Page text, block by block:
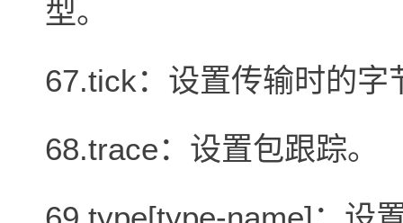
型。
67.tick：设置传输时的字
68.trace：设置包跟踪。